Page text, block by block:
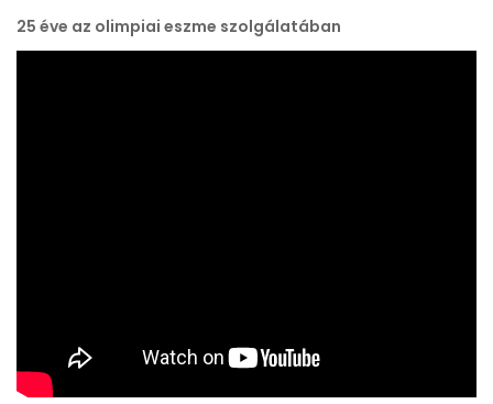
25 éve az olimpiai eszme szolgálatában